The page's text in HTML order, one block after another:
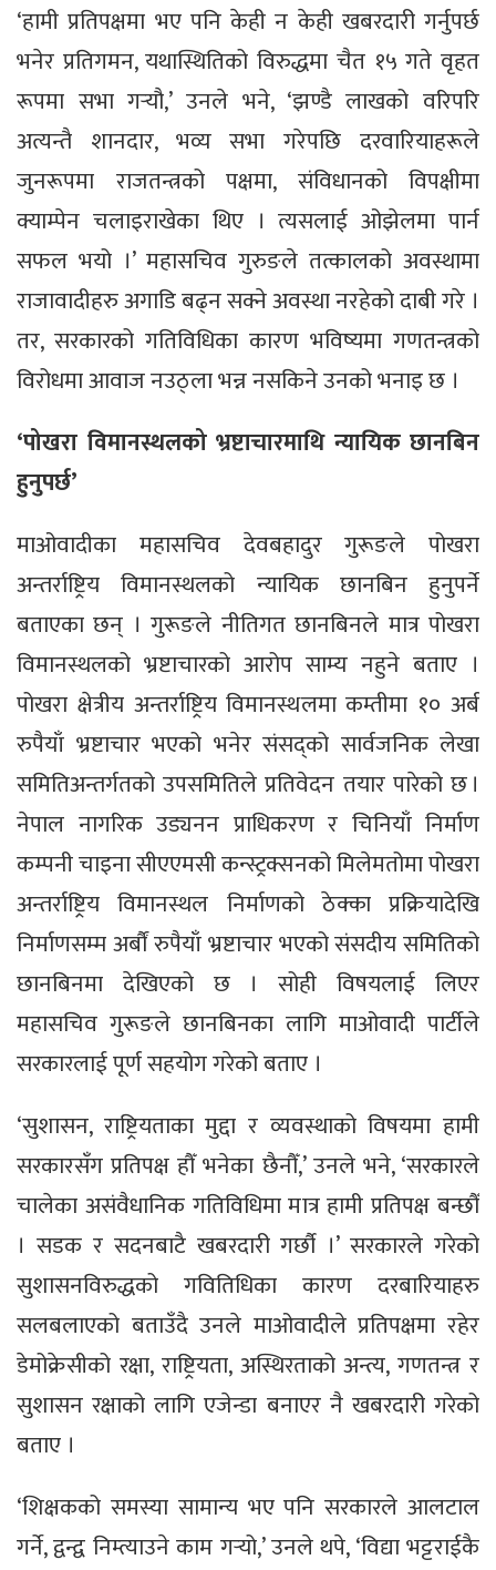
‘हामी प्रतिपक्षमा भए पनि केही न केही खबरदारी गर्नुपर्छ
भनेर प्रतिगमन, यथास्थितिको विरुद्धमा चैत १५ गते वृहत
रूपमा सभा गर्‍यौ,’ उनले भने, ‘झण्डै लाखको वरिपरि
अत्यन्तै शानदार, भव्य सभा गरेपछि दरवारियाहरूले
जुनरूपमा राजतन्त्रको पक्षमा, संविधानको विपक्षीमा
क्याम्पेन चलाइराखेका थिए । त्यसलाई ओझेलमा पार्न
सफल भयो ।’ महासचिव गुरुङले तत्कालको अवस्थामा
राजावादीहरु अगाडि बढ्न सक्ने अवस्था नरहेको दाबी गरे ।
तर, सरकारको गतिविधिका कारण भविष्यमा गणतन्त्रको
विरोधमा आवाज नउठ्ला भन्न नसकिने उनको भनाइ छ ।
‘पोखरा विमानस्थलको भ्रष्टाचारमाथि न्यायिक छानबिन
हुनुपर्छ’
माओवादीका महासचिव देवबहादुर गुरूङले पोखरा
अन्तर्राष्ट्रिय विमानस्थलको न्यायिक छानबिन हुनुपर्ने
बताएका छन् । गुरूङले नीतिगत छानबिनले मात्र पोखरा
विमानस्थलको भ्रष्टाचारको आरोप साम्य नहुने बताए ।
पोखरा क्षेत्रीय अन्तर्राष्ट्रिय विमानस्थलमा कम्तीमा १० अर्ब
रुपैयाँ भ्रष्टाचार भएको भनेर संसद्को सार्वजनिक लेखा
समितिअन्तर्गतको उपसमितिले प्रतिवेदन तयार पारेको छ ।
नेपाल नागरिक उड्यनन प्राधिकरण र चिनियाँ निर्माण
कम्पनी चाइना सीएएमसी कन्स्ट्रक्सनको मिलेमतोमा पोखरा
अन्तर्राष्ट्रिय विमानस्थल निर्माणको ठेक्का प्रक्रियादेखि
निर्माणसम्म अर्बौं रुपैयाँ भ्रष्टाचार भएको संसदीय समितिको
छानबिनमा देखिएको छ । सोही विषयलाई लिएर
महासचिव गुरूङले छानबिनका लागि माओवादी पार्टीले
सरकारलाई पूर्ण सहयोग गरेको बताए ।
‘सुशासन, राष्ट्रियताका मुद्दा र व्यवस्थाको विषयमा हामी
सरकारसँग प्रतिपक्ष हौँ भनेका छैनौँ,’ उनले भने, ‘सरकारले
चालेका असंवैधानिक गतिविधिमा मात्र हामी प्रतिपक्ष बन्छौँ
। सडक र सदनबाटै खबरदारी गर्छौ ।’ सरकारले गरेको
सुशासनविरुद्धको गवितिधिका कारण दरबारियाहरु
सलबलाएको बताउँदै उनले माओवादीले प्रतिपक्षमा रहेर
डेमोक्रेसीको रक्षा, राष्ट्रियता, अस्थिरताको अन्त्य, गणतन्त्र र
सुशासन रक्षाको लागि एजेन्डा बनाएर नै खबरदारी गरेको
बताए ।
‘शिक्षकको समस्या सामान्य भए पनि सरकारले आलटाल
गर्ने, द्वन्द्व निम्त्याउने काम गर्‍यो,’ उनले थपे, ‘विद्या भट्टराईकै